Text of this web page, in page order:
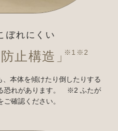
ぼれにくい
止構造」※1※2
本体を傾けたり倒したりする
恐れがあります。 ※2 ふたが
確認ください。